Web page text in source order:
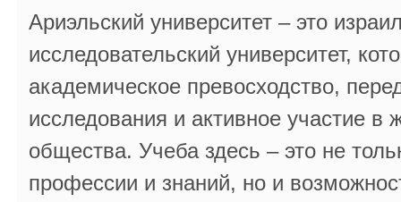
Ариэльский университет – это
исследовательский университет,
академическое превосходство,
исследования и активное участие в
общества. Учеба здесь – это не
профессии и знаний, но и